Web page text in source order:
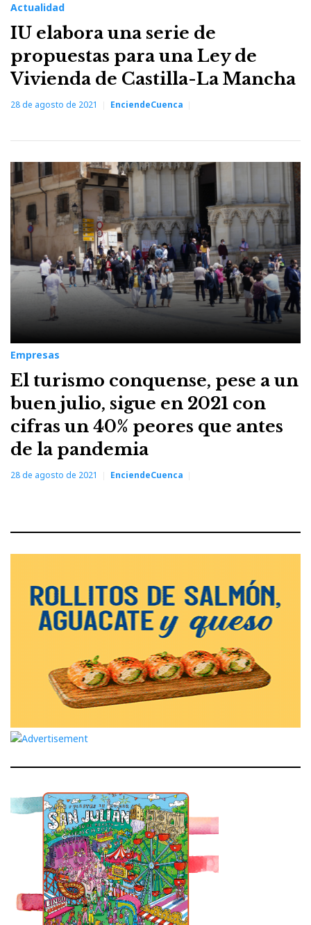
Actualidad
IU elabora una serie de
propuestas para una Ley de
Vivienda de Castilla-La Mancha
28 de agosto de 2021 EnciendeCuenca
Empresas
El turismo conquense, pese a un
buen julio, sigue en 2021 con
cifras un 40% peores que antes
de la pandemia
28 de agosto de 2021 EnciendeCuenca